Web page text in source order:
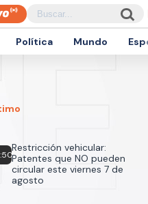
Política Mundo
Restricción vehicular:
Patentes que NO pueden
circular este viernes 7 de
agosto